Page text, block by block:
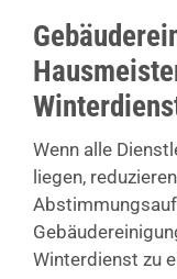
Wenn alle
liegen,
Winterdienst zu